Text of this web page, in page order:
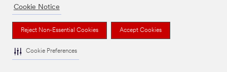
Cookie Notice
Reject Non-Essential Cookies Accept Cookies
Cookie Preferences